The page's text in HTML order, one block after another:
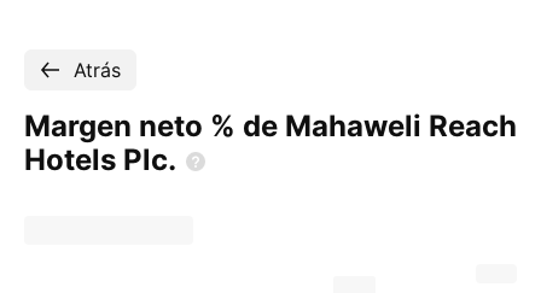
Atrás
Margen neto % de Mahaweli Reach
Hotels Plc.